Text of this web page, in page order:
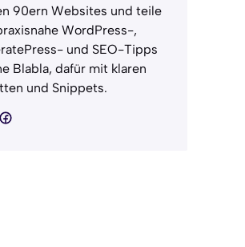
90ern Websites und teile
WordPress-,
und SEO-Tipps
Blabla, dafür mit klaren
und Snippets.